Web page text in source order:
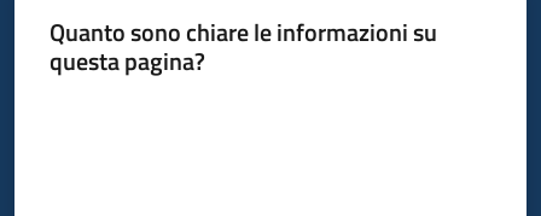
Quanto sono chiare le informazioni su
questa pagina?